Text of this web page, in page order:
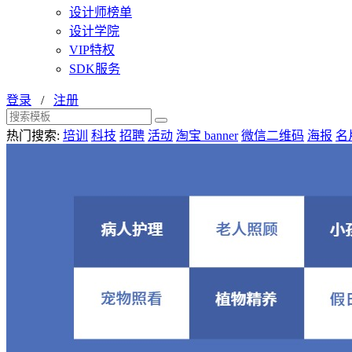
设计师榜单
设计学院
VIP特权
SDK服务
登录 / 注册
热门搜索: 培训 科技 招聘 活动 淘宝 banner 微信二维码 海报 名